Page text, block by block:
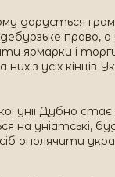
дарується
право,
ярмарки і
з усіх кінців
унії Дубно
на уніатські,
ополячити